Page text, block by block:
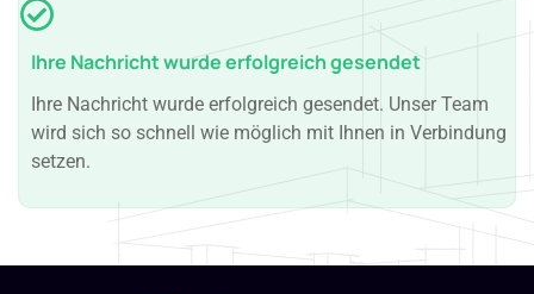
Ihre Nachricht wurde erfolgreich gesendet
Ihre Nachricht wurde erfolgreich gesendet. Unser Team
wird sich so schnell wie möglich mit Ihnen in Verbindung
setzen.